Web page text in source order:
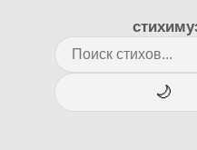
стихи
🌙